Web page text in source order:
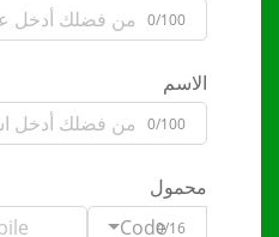
0/100
الاسم
0/100
محمول
Code0/16